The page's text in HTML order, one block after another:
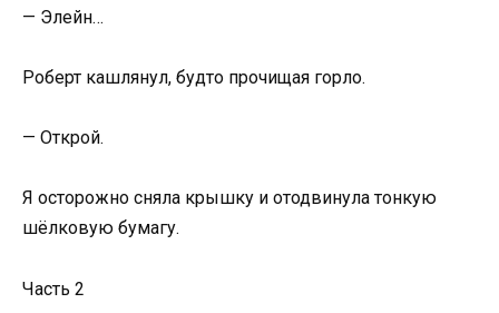
— Элейн…
Роберт кашлянул, будто прочищая горло.
— Открой.
Я осторожно сняла крышку и отодвинула тонкую
шёлковую бумагу.
Часть 2